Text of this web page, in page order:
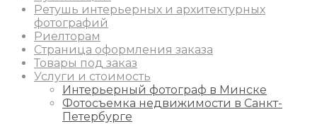
Ретушь интерьерных и архитектурных
фотографий
Риелторам
Страница оформления заказа
Товары под заказ
Услуги и стоимость
Интерьерный фотограф в Минске
Фотосъемка недвижимости в Санкт-
Петербурге